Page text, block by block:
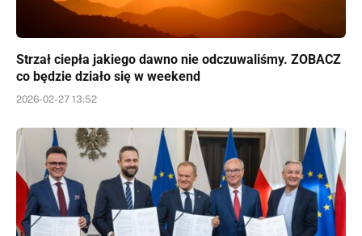
Strzał ciepła jakiego dawno nie odczuwaliśmy. ZOBACZ
co będzie działo się w weekend
2026-02-27 13:52